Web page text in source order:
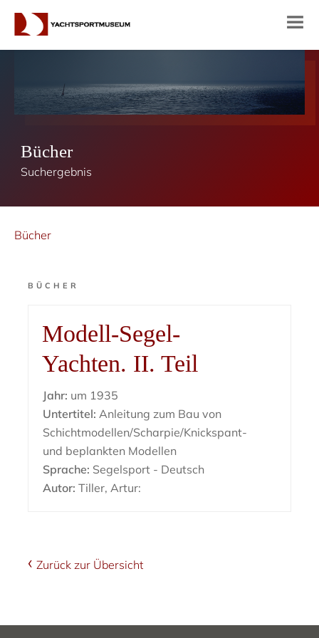
Bücher
Suchergebnis
Bücher
BÜCHER
Modell-Segel-
Yachten. II. Teil
Jahr: um 1935
Untertitel: Anleitung zum Bau von
Schichtmodellen/Scharpie/Knickspant-
und beplankten Modellen
Sprache: Segelsport - Deutsch
Autor: Tiller, Artur:
Zurück zur Übersicht